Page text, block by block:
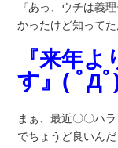
『あっ、ウチは義
かったけど知ってた
『来年
す』( ﾟДﾟ
まぁ、最近〇〇ハ
でちょうど良いんだ